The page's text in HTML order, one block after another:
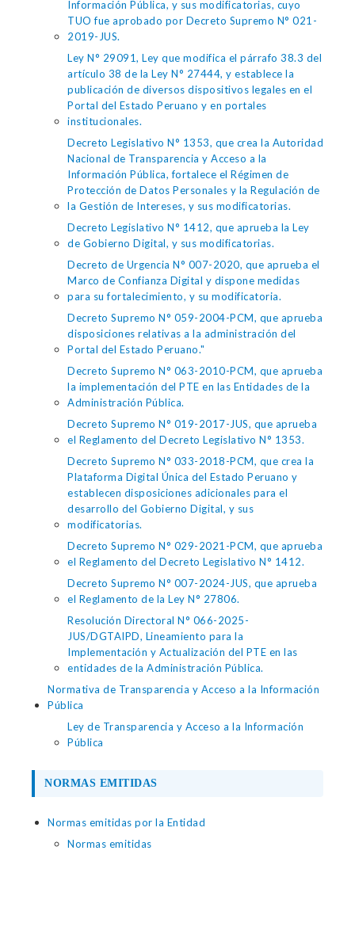
Información Pública, y sus modificatorias, cuyo
TUO fue aprobado por Decreto Supremo N° 021-
2019-JUS.
Ley N° 29091, Ley que modifica el párrafo 38.3 del
artículo 38 de la Ley N° 27444, y establece la
publicación de diversos dispositivos legales en el
Portal del Estado Peruano y en portales
institucionales.
Decreto Legislativo N° 1353, que crea la Autoridad
Nacional de Transparencia y Acceso a la
Información Pública, fortalece el Régimen de
Protección de Datos Personales y la Regulación de
la Gestión de Intereses, y sus modificatorias.
Decreto Legislativo N° 1412, que aprueba la Ley
de Gobierno Digital, y sus modificatorias.
Decreto de Urgencia N° 007-2020, que aprueba el
Marco de Confianza Digital y dispone medidas
para su fortalecimiento, y su modificatoria.
Decreto Supremo N° 059-2004-PCM, que aprueba
disposiciones relativas a la administración del
Portal del Estado Peruano."
Decreto Supremo N° 063-2010-PCM, que aprueba
la implementación del PTE en las Entidades de la
Administración Pública.
Decreto Supremo N° 019-2017-JUS, que aprueba
el Reglamento del Decreto Legislativo N° 1353.
Decreto Supremo N° 033-2018-PCM, que crea la
Plataforma Digital Única del Estado Peruano y
establecen disposiciones adicionales para el
desarrollo del Gobierno Digital, y sus
modificatorias.
Decreto Supremo N° 029-2021-PCM, que aprueba
el Reglamento del Decreto Legislativo N° 1412.
Decreto Supremo N° 007-2024-JUS, que aprueba
el Reglamento de la Ley N° 27806.
Resolución Directoral N° 066-2025-
JUS/DGTAIPD, Lineamiento para la
Implementación y Actualización del PTE en las
entidades de la Administración Pública.
Normativa de Transparencia y Acceso a la Información
Pública
Ley de Transparencia y Acceso a la Información
Pública
NORMAS EMITIDAS
Normas emitidas por la Entidad
Normas emitidas